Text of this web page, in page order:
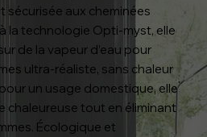
sécurisée aux cheminées
la technologie Opti-myst, elle
de la vapeur d’eau pour
ultra-réaliste, sans chaleur
un usage domestique, elle
chaleureuse tout en éliminant
Écologique et